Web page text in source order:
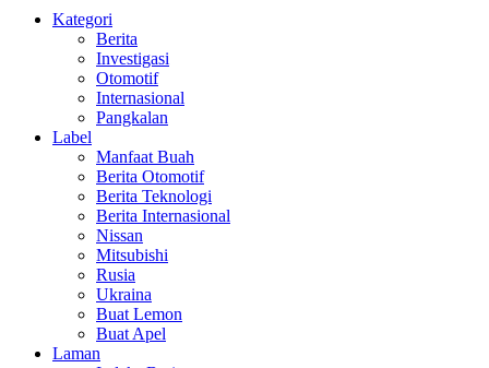
Kategori
Berita
Investigasi
Otomotif
Internasional
Pangkalan
Label
Manfaat Buah
Berita Otomotif
Berita Teknologi
Berita Internasional
Nissan
Mitsubishi
Rusia
Ukraina
Buat Lemon
Buat Apel
Laman